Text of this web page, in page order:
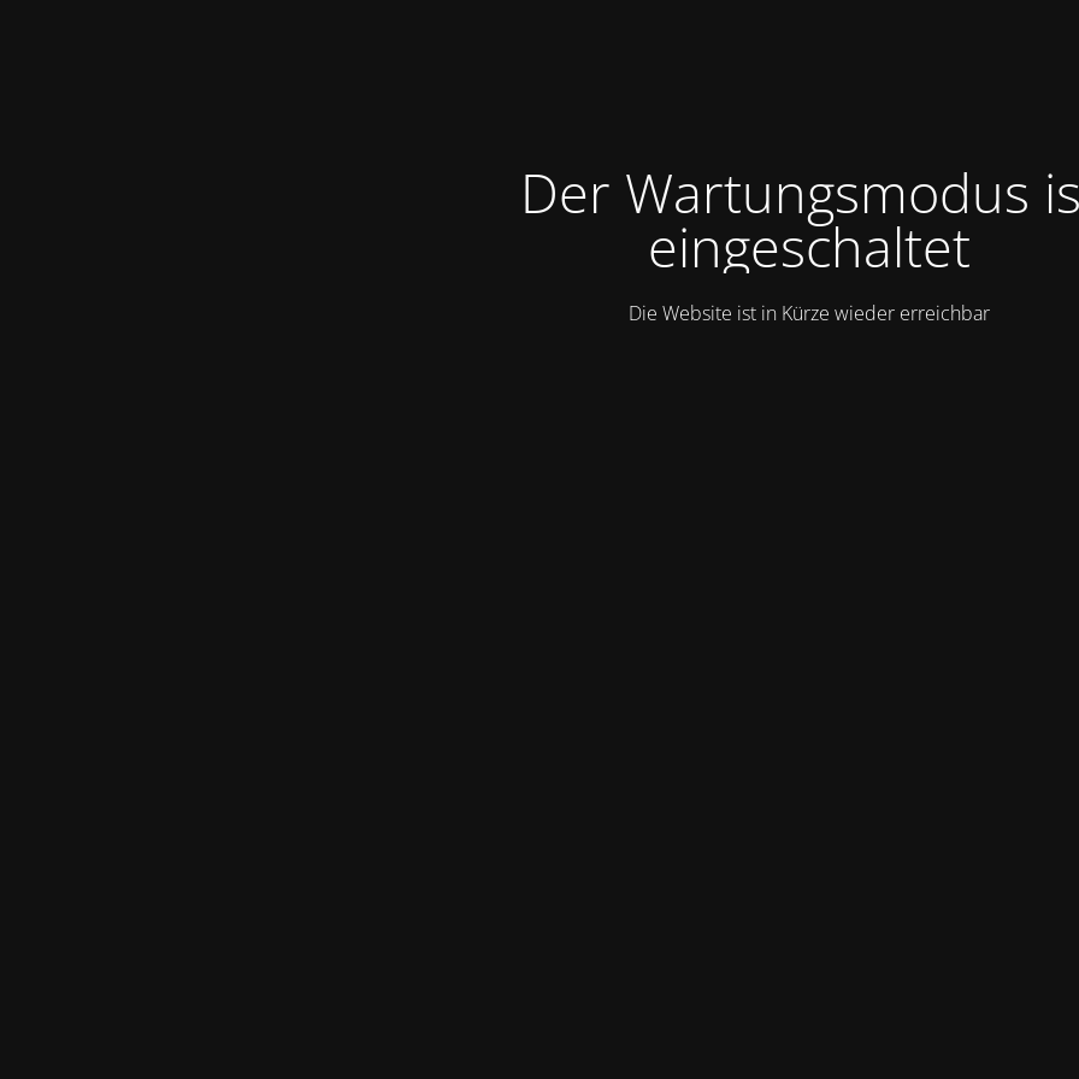
Der Wartungsmodus
eingeschaltet
Die Website ist in Kürze wieder erreichbar